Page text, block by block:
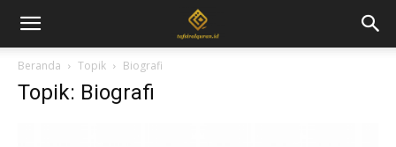
Beranda Topik Biografi
Topik: Biografi